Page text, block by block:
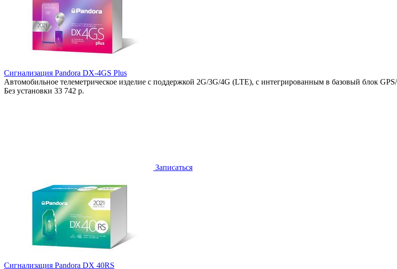
Сигнализация Pandora DX-4GS Plus
Автомобильное телеметрическое изделие с поддержкой 2G/3G/4G (LTE), с интегрированным в базовый блок
Без установки 33 742 р.
Записаться
Сигнализация Pandora DX 40RS